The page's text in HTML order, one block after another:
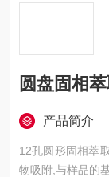
圆盘固相
产品简介
12孔圆形固相萃
物吸附,与样品的